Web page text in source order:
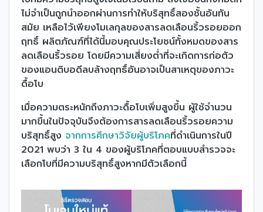
ไม่จำเป็นถูกนำออกผ่านการทำให้บริสุทธิ์สองชั้นอันทัน
สมัย เหลือไว้เพียงโมเลกุลของสารลดเลือนริ้วรอยออก
ฤทธิ์ ผลิตภัณฑ์ที่ได้นี้มอบคุณประโยชน์ทั้งหมดของสาร
ลดเลือนริ้วรอย โดยมีความเสี่ยงต่ำที่จะเกิดการก่อตัว
ของแอนติบอดีลบล้างฤทธิ์อันอาจเป็นสาเหตุของภาวะ
ดื้อโบ
เมื่อความตระหนักถึงภาวะดื้อโบเพิ่มสูงขึ้น ผู้ใช้จำนวน
มากขึ้นในปัจจุบันจึงต้องการสารลดเลือนริ้วรอยความ
บริสุทธิ์สูง จากการศึกษาวิจัยผู้บริโภคที่ดำเนินการในปี
2021 พบว่า 3 ใน 4 ของผู้บริโภคที่ตอบแบบสำรวจจะ
เลือกโบที่มีความบริสุทธิ์สูงหากมีตัวเลือกนี้